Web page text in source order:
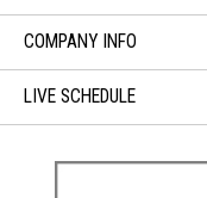
COMPANY INFO
LIVE SCHEDULE